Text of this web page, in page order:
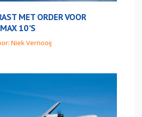
MET ORDER VOOR
10'S
Niek Vernooij